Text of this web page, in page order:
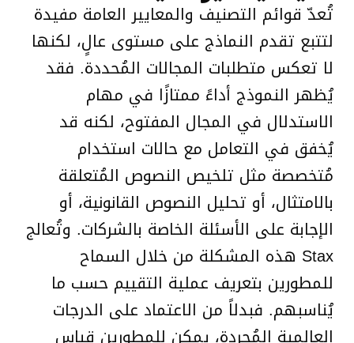
تُعدّ قوائم التصنيف والمعايير العامة مفيدة
لتتبع تقدم النماذج على مستوى عالٍ، لكنها
لا تعكس متطلبات المجالات المُحددة. فقد
يُظهر النموذج أداءً ممتازًا في مهام
الاستدلال في المجال المفتوح، لكنه قد
يُخفق في التعامل مع حالات استخدام
مُتخصصة مثل تلخيص النصوص المُتعلقة
بالامتثال، أو تحليل النصوص القانونية، أو
الإجابة على الأسئلة الخاصة بالشركات. وتُعالج
Stax هذه المشكلة من خلال السماح
للمطورين بتعريف عملية التقييم حسب ما
يُناسبهم. فبدلاً من الاعتماد على الدرجات
العالمية المُجردة، يمكن للمطورين قياس